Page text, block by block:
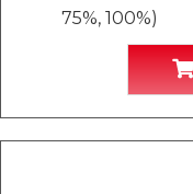
75%, 100%)